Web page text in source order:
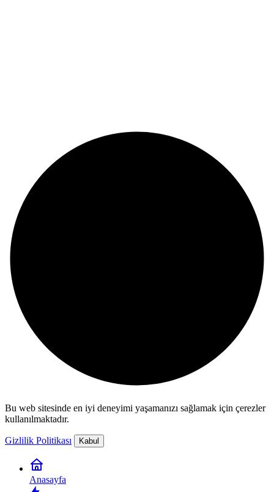
Bu web sitesinde en iyi deneyimi yaşamanızı sağlamak için çerezler
kullanılmaktadır.
Gizlilik Politikası Kabul
Anasayfa